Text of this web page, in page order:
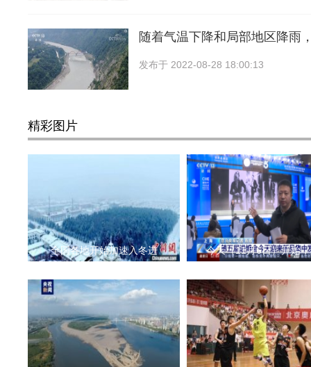
随着气温下降和局部地区降雨
发布于 2022-08-28 18:00:13
精彩图片
全国各地开始加速入冬进 今天（11月6日）开始